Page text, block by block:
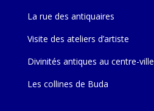
La rue des antiquaires
Visite des ateliers d’artiste
Divinités antiques au centre-ville
Les collines de Buda